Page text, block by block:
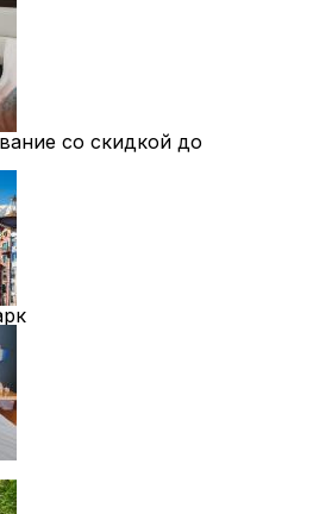
со скидкой до